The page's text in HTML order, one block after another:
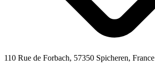
110 Rue de Forbach, 57350 Spicheren, France